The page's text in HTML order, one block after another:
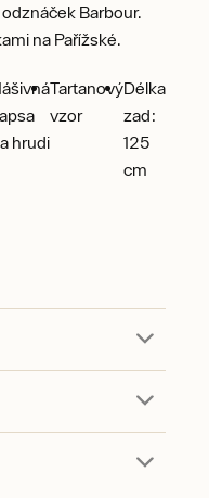
Barbour.
na Pařížské.
hrudi
Tartanový
vzor
Délka
zad:
125
cm